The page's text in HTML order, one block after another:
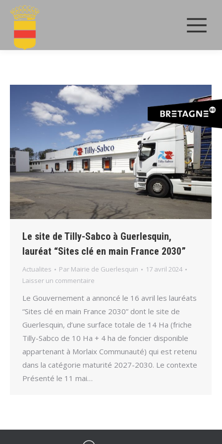
Le site de Tilly-Sabco à Guerlesquin,
lauréat “Sites clé en main France 2030”
Actualites Par Mairie de Guerlesquin
17 avril 2024
Laisser un commentaire
Le Gouvernement a annoncé le 16 avril les lauréats
“Sites clé en main France 2030” dont le site de
Guerlesquin, d’une surface totale de 14 Ha (friche
Tilly-Sabco de 10 Ha + 4 ha de foncier disponible
appartenant à Morlaix Communauté) qui est retenu
dans la catégorie maturité 2027-2030. Le contexte
Présenté le 11 mai…